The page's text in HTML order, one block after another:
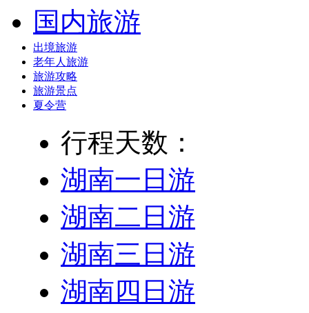
国内旅游
出境旅游
老年人旅游
旅游攻略
旅游景点
夏令营
行程天数：
湖南一日游
湖南二日游
湖南三日游
湖南四日游